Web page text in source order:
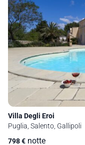
Villa Degli Eroi
Puglia, Salento, Gallipoli
798€ notte